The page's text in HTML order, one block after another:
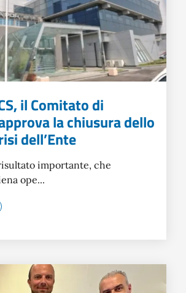
il Comitato di
la chiusura dello
dell’Ente
importante, che
ope...